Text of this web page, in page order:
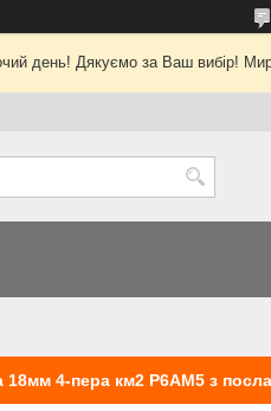
день! Дякуємо за Ваш вибір!
18мм 4-пера км2 Р6АМ5 з